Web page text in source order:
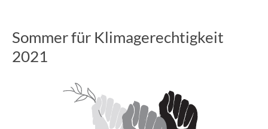
Sommer für Klimagerechtigkeit
2021